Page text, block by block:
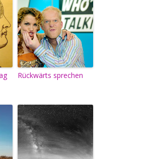
Rückwärts sprechen